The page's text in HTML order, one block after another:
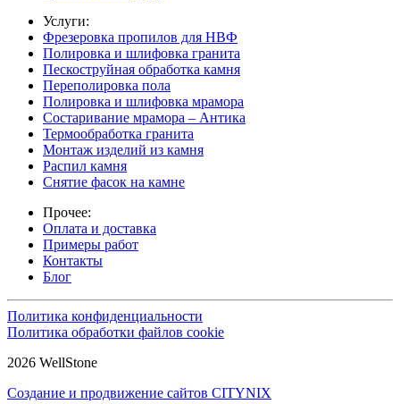
Услуги:
Фрезеровка пропилов для НВФ
Полировка и шлифовка гранита
Пескоструйная обработка камня
Переполировка пола
Полировка и шлифовка мрамора
Состаривание мрамора – Антика
Термообработка гранита
Монтаж изделий из камня
Распил камня
Снятие фасок на камне
Прочее:
Оплата и доставка
Примеры работ
Контакты
Блог
Политика конфиденциальности
Политика обработки файлов cookie
2026 WellStone
Создание и продвижение сайтов CITYNIX